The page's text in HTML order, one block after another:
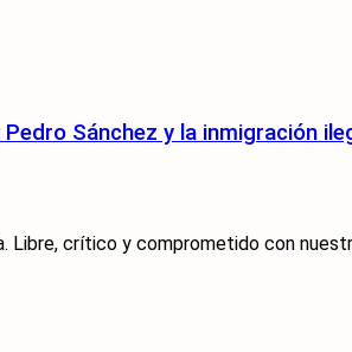
Sánchez y la inmigración
Libre, crítico y comprometido con